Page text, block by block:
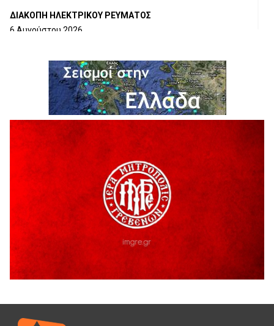
ΔΙΑΚΟΠΗ ΗΛΕΚΤΡΙΚΟΥ ΡΕΥΜΑΤΟΣ
6 Αυγούστου 2026
6 Αυγούστου 2026
H παραδοχή λαθών είναι (και) δύναμη
5 Αυγούστου 2026
Ο ΑΝΔΡΕΑΣ ΑΣΛΑΝΙΔΗΣ ΣΥΝΕΧΙΖΕΙ ΣΤΟΝ ΠΡΩΤΕΑ
ΓΡΕΒΕΝΩΝ
Ευχαριστήριο Εκπολιτιστικού Συλλόγου Ταξιάρχη προς κ.
Παρασχάκη Αθανάσιο
5 Αυγούστου 2026
Διακοπή υδροδότησης του Α΄ κλάδου ύδρευσης
5 Αυγούστου 2026
Η Marseaux στα Γρεβενά για μια μοναδική συναυλία
5 Αυγούστου 2026
Καλοκαιριού 2026» με την βραβευμένη ταινία «Μικρές
Ανάσες».